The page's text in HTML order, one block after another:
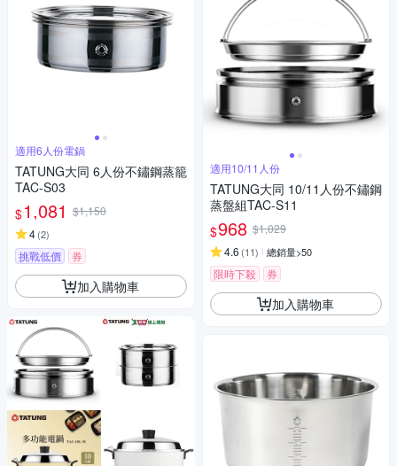
適用6人份電鍋
TATUNG大同 6人份不鏽鋼蒸籠
TAC-S03
$1,081 $1,150
4(2)
挑戰低價 券
加入購物車
適用10/11人份
TATUNG大同 10/11人份不鏽鋼
蒸盤組TAC-S11
$968 $1,029
4.6 (11) 總銷量>50
限時下殺 券
加入購物車